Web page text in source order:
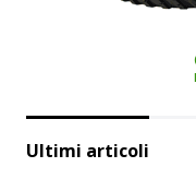
Ultimi articoli